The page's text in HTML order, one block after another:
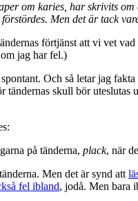
om karies, har skrivits
Men det är tack
förtjänst att vi vet
jag har fel.)
Och så letar jag
tändernas skull bör
på tänderna, plack, när
Men det är synd att
fel ibland, jodå. Men bara